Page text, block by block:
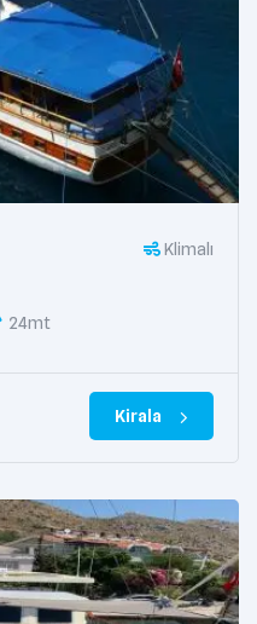
Klimalı
24mt
Kirala